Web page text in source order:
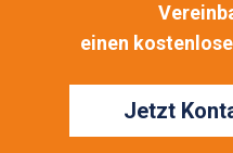
einen
Jetzt